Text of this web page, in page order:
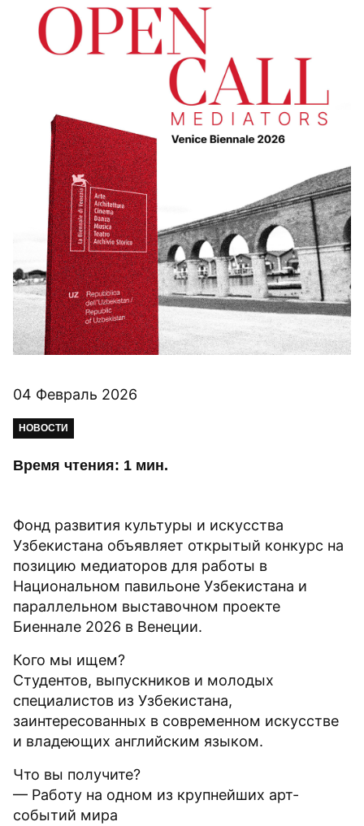
04 Февраль 2026
НОВОСТИ
Время чтения: 1 мин.
Фонд развития культуры и искусства
Узбекистана объявляет открытый конкурс на
позицию медиаторов для работы в
Национальном павильоне Узбекистана и
параллельном выставочном проекте
Биеннале 2026 в Венеции.
Кого мы ищем?
Студентов, выпускников и молодых
специалистов из Узбекистана,
заинтересованных в современном искусстве
и владеющих английским языком.
Что вы получите?
— Работу на одном из крупнейших арт-
событий мира